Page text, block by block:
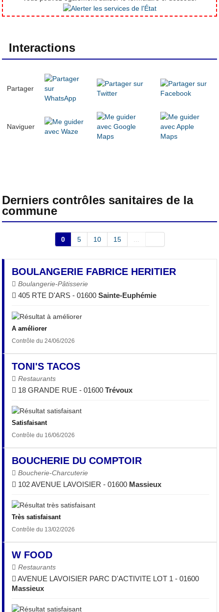
Interactions
Partager
Naviguer
Derniers contrôles sanitaires de la
commune
0 5 10 15 ...
BOULANGERIE FABRICE HERITIER
Boulangerie-Pâtisserie
405 RTE D'ARS - 01600Sainte-Euphémie
A améliorer
Contrôle du 24/06/2026
TONI'S TACOS
Restaurants
18 GRANDE RUE - 01600Trévoux
Satisfaisant
Contrôle du 16/06/2026
BOUCHERIE DU COMPTOIR
Boucherie-Charcuterie
102 AVENUE LAVOISIER - 01600 Massieux
Très satisfaisant
Contrôle du 13/02/2026
W FOOD
Restaurants
AVENUE LAVOISIER PARC D'ACTIVITE LOT 1 - 01600
Massieux